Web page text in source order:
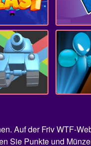
Auf der Friv WTF-
Sie Punkte und